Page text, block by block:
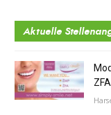
Aktuelle